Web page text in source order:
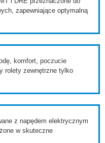
zapewniające optymalną
komfort, poczucie
rolety zewnętrzne tylko
z napędem elektrycznym
w skuteczne